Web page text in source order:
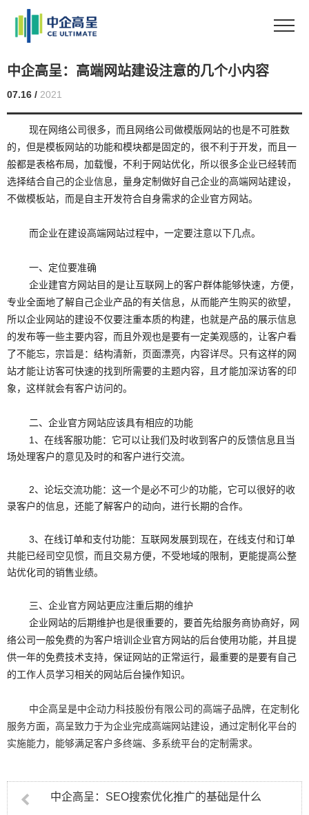
中企高呈：高端网站建设注意的几个小内容
07.16 / 2021
现在网络公司很多，而且网络公司做模版网站的也是不可胜数
的，但是模板网站的功能和模块都是固定的，很不利于开发，而且一
般都是表格布局，加载慢，不利于网站优化，所以很多企业已经转而
选择结合自己的企业信息，量身定制做好自己企业的高端网站建设，
不做模板站，而是自主开发符合自身需求的企业官方网站。
而企业在建设高端网站过程中，一定要注意以下几点。
一、定位要准确
企业建官方网站目的是让互联网上的客户群体能够快速，方便，
专业全面地了解自己企业产品的有关信息，从而能产生购买的欲望，
所以企业网站的建设不仅要注重本质的构建，也就是产品的展示信息
的发布等一些主要内容，而且外观也是要有一定美观感的，让客户看
了不能忘，宗旨是：结构清新，页面漂亮，内容详尽。只有这样的网
站才能让访客可快速的找到所需要的主题内容，且才能加深访客的印
象，这样就会有客户访问的。
二、企业官方网站应该具有相应的功能
1、在线客服功能：它可以让我们及时收到客户的反馈信息且当
场处理客户的意见及时的和客户进行交流。
2、论坛交流功能：这一个是必不可少的功能，它可以很好的收
录客户的信息，还能了解客户的动向，进行长期的合作。
3、在线订单和支付功能：互联网发展到现在，在线支付和订单
共能已经司空见惯，而且交易方便，不受地域的限制，更能提高公整
站优化司的销售业绩。
三、企业官方网站更应注重后期的维护
企业网站的后期维护也是很重要的，要首先给服务商协商好，网
络公司一般免费的为客户培训企业官方网站的后台使用功能，并且提
供一年的免费技术支持，保证网站的正常运行，最重要的是要有自己
的工作人员学习相关的网站后台操作知识。
中企高呈是中企动力科技股份有限公司的高端子品牌，在定制化
服务方面，高呈致力于为企业完成高端网站建设，通过定制化平台的
实施能力，能够满足客户多终端、多系统平台的定制需求。
中企高呈：SEO搜索优化推广的基础是什么